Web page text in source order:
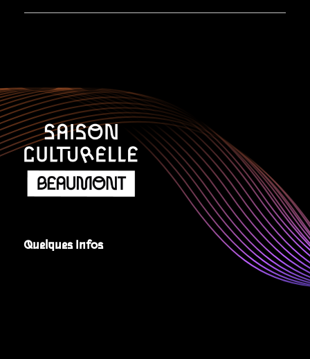
Quelques Infos